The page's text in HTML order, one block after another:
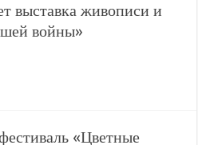
выставка живописи и
войны»
«Цветные